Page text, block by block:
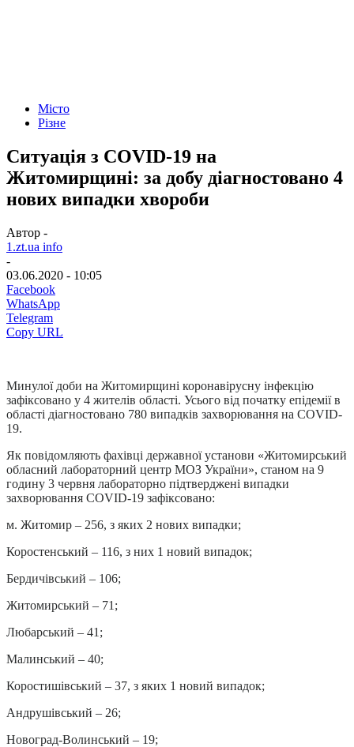
Місто
Різне
Ситуація з COVID-19 на
Житомирщині: за добу діагностовано 4
нових випадки хвороби
Автор -
1.zt.ua info
-
03.06.2020 - 10:05
Facebook
WhatsApp
Telegram
Copy URL
Минулої доби на Житомирщині коронавірусну інфекцію
зафіксовано у 4 жителів області. Усього від початку епідемії в
області діагностовано 780 випадків захворювання на COVID-
19.
Як повідомляють фахівці державної установи «Житомирський
обласний лабораторний центр МОЗ України», станом на 9
годину 3 червня лабораторно підтверджені випадки
захворювання COVID-19 зафіксовано:
м. Житомир – 256, з яких 2 нових випадки;
Коростенський – 116, з них 1 новий випадок;
Бердичівський – 106;
Житомирський – 71;
Любарський – 41;
Малинський – 40;
Коростишівський – 37, з яких 1 новий випадок;
Андрушівський – 26;
Новоград-Волинський – 19;